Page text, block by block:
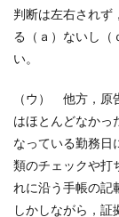
判断は左右されず
る（ａ）ないし（
い。
（ウ） 他方，原
はほとんどなかっ
なっている勤務日
類のチェックや打
れに沿う手帳の記
しかしながら，